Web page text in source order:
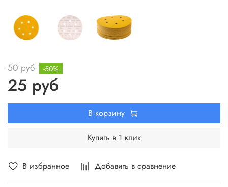
В избранное Добавить в сравнение
50 руб
25 руб
-50%
В корзину
Купить в 1 клик